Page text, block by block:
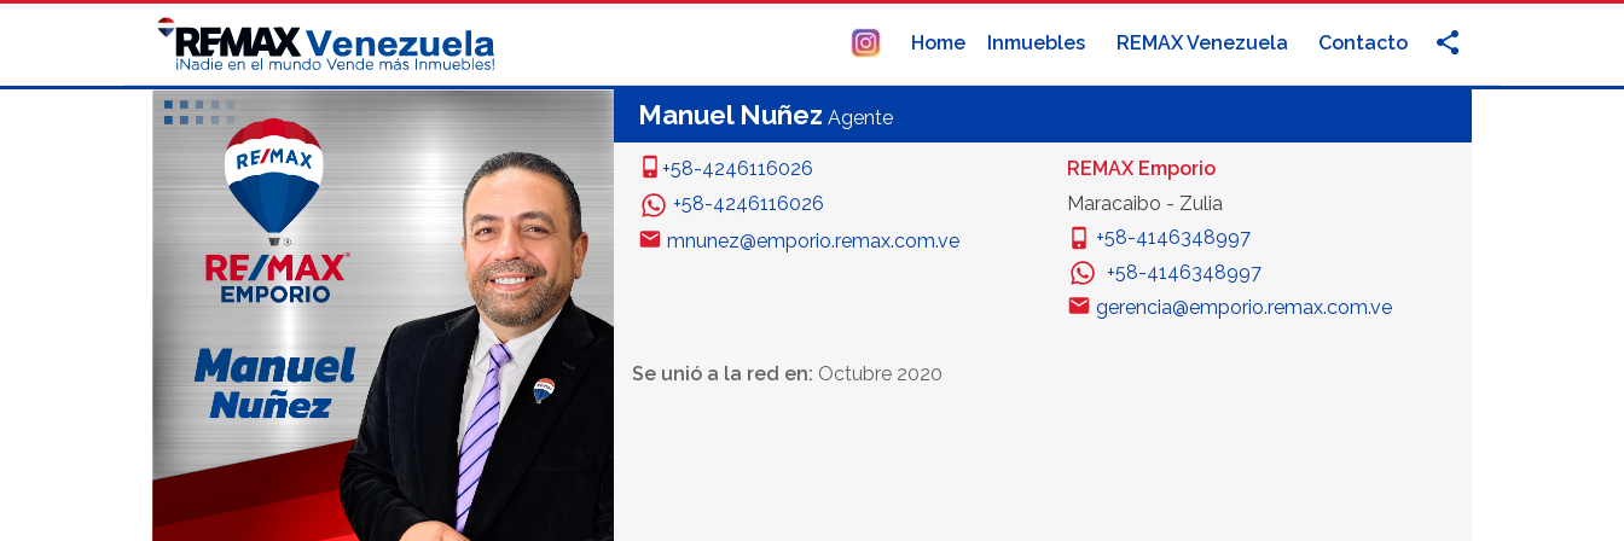
Home Inmuebles REMAX Venezuela Contacto
Manuel Nuñez Agente
+58-4246116026
+58-4246116026
mnunez@emporio.remax.com.ve
REMAX Emporio
Maracaibo - Zulia
+58-4146348997
+58-4146348997
gerencia@emporio.remax.com.ve
Se unió a la red en: Octubre 2020